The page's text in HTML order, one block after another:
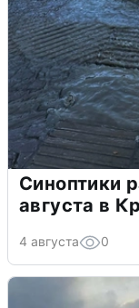
Синоптики
августа в
4 августа 0